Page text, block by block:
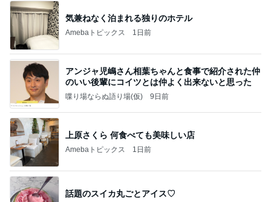
気兼ねなく泊まれる独りのホテル
Amebaトピックス 1日前
アンジャ児嶋さん相葉ちゃんと食事で紹介された仲
のいい後輩にコイツとは仲よく出来ないと思った
喋り場ならぬ語り場(仮) 9日前
上原さくら 何食べても美味しい店
Amebaトピックス 1日前
話題のスイカ丸ごとアイス♡